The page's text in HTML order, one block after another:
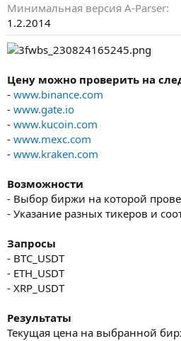
я
Минимальная версия A-Parser
1.2.2014
Цену можно проверить на
- www.binance.com
- www.gate.io
- www.kucoin.com
- www.mexc.com
- www.kraken.com
Возможности
- Выбор биржи на которой
- Указание разных тикеров и
Запросы
- BTC_USDT
- ETH_USDT
- XRP_USDT
Результаты
Текущая цена на выбранной